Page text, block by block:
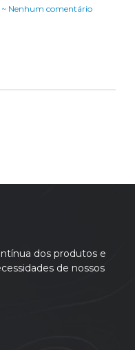
Nenhum comentário
dos produtos e
de nossos